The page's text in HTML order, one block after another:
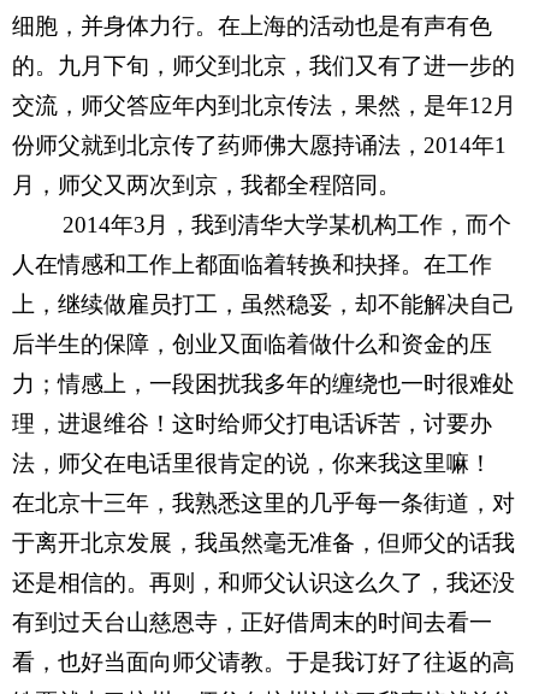
细胞，并身体力行。在上海的活动也是有声有色
的。九月下旬，师父到北京，我们又有了进一步的
交流，师父答应年内到北京传法，果然，是年12 月
份师父就到北京传了药师佛大愿持诵法， 2014年1
月，师父又两次到京，我都全程陪同。
2014年3 月，我到清华大学某机构工作，而个
人在情感和工作上都面临着转换和抉择。在工作
上，继续做雇员打工，虽然稳妥，却不能解决自己
后半生的保障，创业又面临着做什么和资金的压
力；情感上，一段困扰我多年的缠绕也一时很难处
理，进退维谷！这时给师父打电话诉苦，讨要办
法，师父在电话里很肯定的说，你来我这里嘛！
在北京十三年，我熟悉这里的几乎每一条街道，对
于离开北京发展，我虽然毫无准备，但师父的话我
还是相信的。再则，和师父认识这么久了，我还没
有到过天台山慈恩寺，正好借周末的时间去看一
看，也好当面向师父请教。于是我订好了往返的高